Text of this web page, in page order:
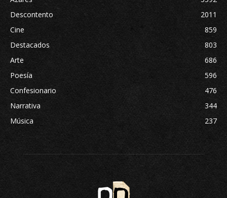
Descontento
2011
Cine
859
Destacados
803
Arte
686
Poesía
596
Confesionario
476
Narrativa
344
Música
237